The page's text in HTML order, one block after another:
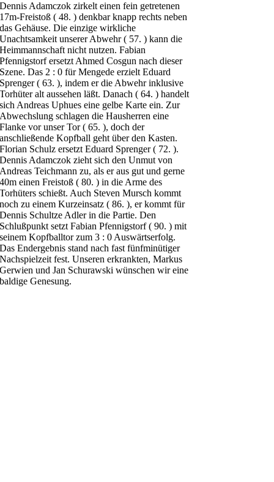
Dennis Adamczok zirkelt einen fein getretenen
17m-Freistoß ( 48. ) denkbar knapp rechts neben
das Gehäuse. Die einzige wirkliche
Unachtsamkeit unserer Abwehr ( 57. ) kann die
Heimmannschaft nicht nutzen. Fabian
Pfennigstorf ersetzt Ahmed Cosgun nach dieser
Szene. Das 2 : 0 für Mengede erzielt Eduard
Sprenger ( 63. ), indem er die Abwehr inklusive
Torhüter alt aussehen läßt. Danach ( 64. ) handelt
sich Andreas Uphues eine gelbe Karte ein. Zur
Abwechslung schlagen die Hausherren eine
Flanke vor unser Tor ( 65. ), doch der
anschließende Kopfball geht über den Kasten.
Florian Schulz ersetzt Eduard Sprenger ( 72. ).
Dennis Adamczok zieht sich den Unmut von
Andreas Teichmann zu, als er aus gut und gerne
40m einen Freistoß ( 80. ) in die Arme des
Torhüters schießt. Auch Steven Mursch kommt
noch zu einem Kurzeinsatz ( 86. ), er kommt für
Dennis Schultze Adler in die Partie. Den
Schlußpunkt setzt Fabian Pfennigstorf ( 90. ) mit
seinem Kopfballtor zum 3 : 0 Auswärtserfolg.
Das Endergebnis stand nach fast fünfminütiger
Nachspielzeit fest. Unseren erkrankten, Markus
Gerwien und Jan Schurawski wünschen wir eine
baldige Genesung.